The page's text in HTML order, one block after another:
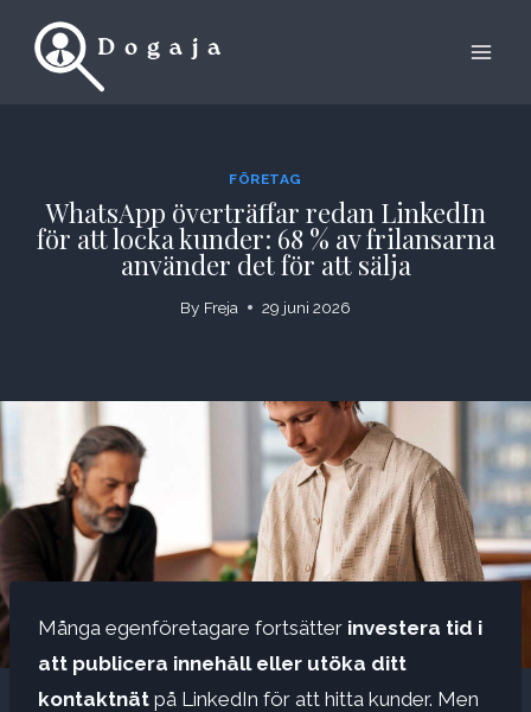
FÖRETAG
WhatsApp överträffar redan LinkedIn
för att locka kunder: 68 % av frilansarna
använder det för att sälja
By Freja 29 juni 2026
Många egenföretagare fortsätter investera tid i
att publicera innehåll eller utöka ditt
kontaktnät på LinkedIn för att hitta kunder. Men